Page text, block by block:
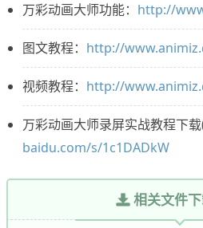
万彩动画大师功能： http://
图文教程： http://
视频教程： http://
万彩动画大师录屏实战教程下载
baidu.com/s/1c1DADkW
相关文件